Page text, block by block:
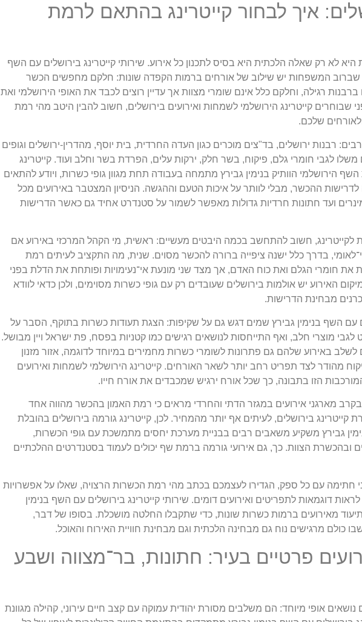
איך לבחור קייטרינג בהתאם לרמת
לא רק שאלה הלכתית היא בסיס לתכנון כל אירוע. שירותי קייטרינג בירושלים עם השף
שברוב המשפחות יש שילוב של אורחים ברמות הקפדה שונות: חלקם מחפשים הכשר
רגילה, וחלקם כלל אינם שומרי מצוות אך עדיין רוצים לכבד את האופי הירושלמי ואת
שבוחרים קייטרינג הירושלמי לשמחות ואירועים בירושלים, חשוב להבין היטב מהי רמת
שלכם.
רבנות ירושלים, בד"צים מוכרים כגון העדה החרדית, בית יוסף, מהדרין-ירושלים וגופים
משלו לגבי חומרי גלם, פיקוח, בשר חלק, ירקות עלים, הפרדת בשר וחלב ועוד. קייטרינג
הירושלמי הוותיק בנימין גבירץ מתמחה בעבודה תחת מגוון גופי כשרות, ויודע להתאים
ההכשר, מבלי לוותר על איכות הטעם וההגשה. הניסיון המצטבר באירועים מכל
ועד חתונות חרדיות גדולות מאפשר לשמור על סטנדרט אחיד גם כאשר הדרישות
חשוב להתחשב בכמה היבטים מעשיים: ראשית, מי הקהל המרכזי באירוע אם
בדרך כלל ישנה ציפייה ברורה להכשר מסוים. שנית, מה התקציב לעיתים רמת
את חומרי הגלם ואת כוח האדם, אך מצד שני מונעת אי־נעימויות ופותחת את הדלת בפני
האירוע יש אולמות בירושלים שעובדים רק עם גופי כשרות מסוימים, ולכן כדאי לוודא
מבחינת הדרישות.
עם השף בנימין גבירץ שמים דגש גם על שקיפות: הצגת תעודות כשרות בתוקף, הסבר על
לגבי מוצרי חלב, ואף התייחסות לנושאים רגישים כמו קטניות בפסח, פת ישראל ויין מבושל.
באירוע שלהם גם פתרונות לשומרי כשרות מחמירים במיוחד לדוגמה, אזור מזנון
מהודר לצד תפריט רחב יותר לשאר האורחים. קייטרינג הירושלמי לשמחות ואירועים
הזו בתבונה, כך שכל אורח ירגיש שמכבדים את אורח חייו.
מארגני אירועים במגזר הדתי והחרדי מראים כי רמת האמון בהכשר מהווה אחד
קייטרינג בירושלים, לעיתים אף יותר מהמחיר. לכן, קייטרינג גורמה בירושלים בהובלת
גבירץ משקיע משאבים רבים בבניית מערכת יחסים מתמשכת עם גופי הכשרות,
ובהכשרת הצוות. כך, גם אירועי גורמה ברמת שף יכולים לעמוד בסטנדרטים ההלכתיים
חתימה עם כל ספק, הגדירו לעצמכם בכתב מהי רמת הכשרות הרצויה, שאלו על אפשרויות
דוגמאות לתפריטים ואירועים דומים. שירותי קייטרינג בירושלים עם השף בנימין
תיעוד מאירועים ברמות כשרות שונות, כדי שתקבלו החלטה מושכלת. בסופו של דבר,
כולם מרגישים נוח גם מבחינה הלכתית וגם מבחינת חוויית האירוח והאוכל.
פרטיים בעיר: חתונות, בר־מצווה ושבע
נושאים אופי מיוחד: הם משלבים מסורת יהודית עמוקה עם קצב חיים עירוני, קהילה מגוונת